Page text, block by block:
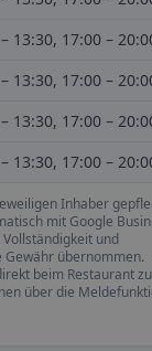
13:30, 17:00 –
13:30, 17:00 –
13:30, 17:00 –
13:30, 17:00 –
Inhaber
mit Google
und
übernommen.
beim Restaurant zu
über die